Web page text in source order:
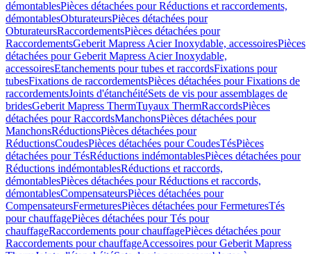
démontablesPièces détachées pour Réductions et raccordements,
démontablesObturateursPièces détachées pour
ObturateursRaccordementsPièces détachées pour
RaccordementsGeberit Mapress Acier Inoxydable, accessoiresPièces
détachées pour Geberit Mapress Acier Inoxydable,
accessoiresEtanchements pour tubes et raccordsFixations pour
tubesFixations de raccordementsPièces détachées pour Fixations de
raccordementsJoints d'étanchéitéSets de vis pour assemblages de
bridesGeberit Mapress ThermTuyaux ThermRaccordsPièces
détachées pour RaccordsManchonsPièces détachées pour
ManchonsRéductionsPièces détachées pour
RéductionsCoudesPièces détachées pour CoudesTésPièces
détachées pour TésRéductions indémontablesPièces détachées pour
Réductions indémontablesRéductions et raccords,
démontablesPièces détachées pour Réductions et raccords,
démontablesCompensateursPièces détachées pour
CompensateursFermeturesPièces détachées pour FermeturesTés
pour chauffagePièces détachées pour Tés pour
chauffageRaccordements pour chauffagePièces détachées pour
Raccordements pour chauffageAccessoires pour Geberit Mapress